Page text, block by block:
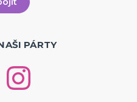
PÁRTY